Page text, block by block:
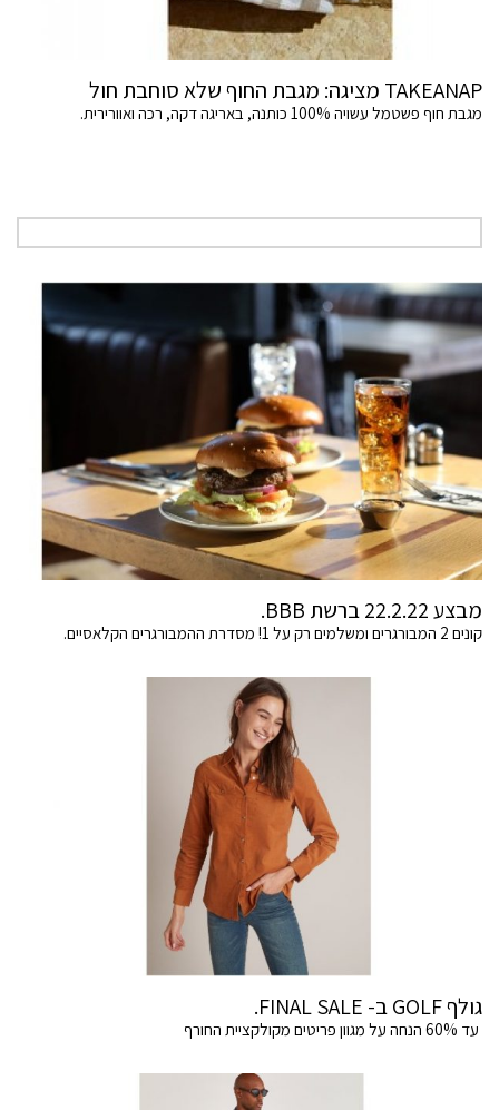
TAKEANAP מציגה: מגבת החוף שלא סוחבת חול
מגבת חוף פשטמל עשויה 100% כותנה, באריגה דקה, רכה ואוורירית.
מבצע 22.2.22 ברשת BBB.
קונים 2 המבורגרים ומשלמים רק על 1! מסדרת ההמבורגרים הקלאסיים.
גולף GOLF ב- FINAL SALE.
עד 60% הנחה על מגוון פריטים מקולקציית החורף